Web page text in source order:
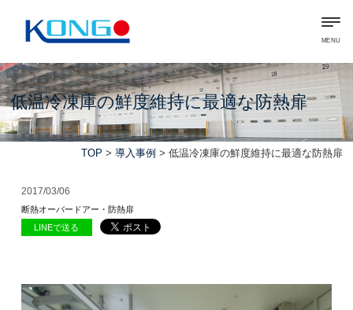
MENU
低温冷凍庫の鮮度維持に最適な防熱扉
TOP > 導入事例 > 低温冷凍庫の鮮度維持に最適な防熱扉
2017/03/06
断熱オーバードアー・防熱扉
LINEで送る